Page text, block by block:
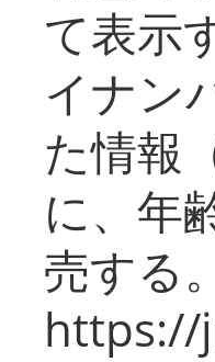
て表示
イナン
た情報
に、年
売する
https://